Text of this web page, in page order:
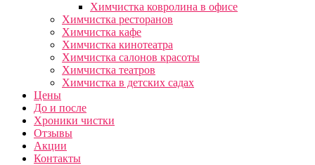
Химчистка ковролина в офисе
Химчистка ресторанов
Химчистка кафе
Химчистка кинотеатра
Химчистка салонов красоты
Химчистка театров
Химчистка в детских садах
Цены
До и после
Хроники чистки
Отзывы
Акции
Контакты